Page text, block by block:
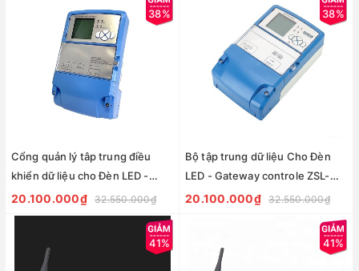
38%
Cổng quản lý tâp trung điều
khiển dữ liệu cho Đèn LED -
Gateway controle SZ10-GW-
R4A street light centralized
20.100.000₫ 32.550.000₫
38%
Bộ tập trung dữ liệu Cho Đèn
LED - Gateway controle ZSL-
SZ10-GW ZALAA
20.100.000₫ 32.550.000₫
41% 41%